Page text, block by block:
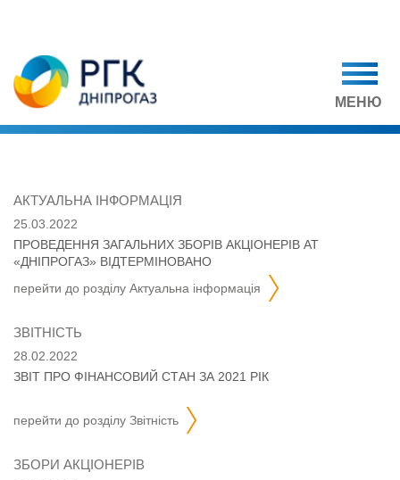
МЕНЮ
АКТУАЛЬНА ІНФОРМАЦІЯ
25.03.2022
ПРОВЕДЕННЯ ЗАГАЛЬНИХ ЗБОРІВ АКЦІОНЕРІВ АТ
«ДНІПРОГАЗ» ВІДТЕРМІНОВАНО
перейти до розділу
актуальна інформація
ЗВІТНІСТЬ
28.02.2022
ЗВІТ ПРО ФІНАНСОВИЙ СТАН ЗА 2021 РІК
перейти до розділу звітність
ЗБОРИ АКЦІОНЕРІВ